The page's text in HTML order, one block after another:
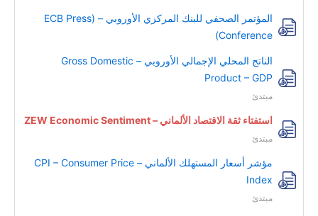
المؤتمر الصحفي للبنك المركزي الأوروبي – (ECB Press
Conference)
الناتج المحلي الإجمالي الأوروبي – Gross Domestic
Product – GDP
مبتدئ
استفتاء ثقة الاقتصاد الألماني – ZEW Economic Sentiment
مبتدئ
مؤشر أسعار المستهلك الألماني – CPI – Consumer Price
Index
مبتدئ